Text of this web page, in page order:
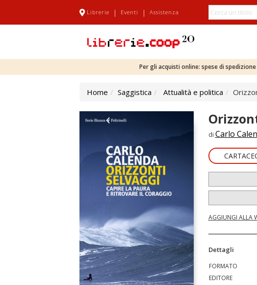
Librerie | Eventi | Assistenza
Per gli acquisti online: spese di
Home Saggistica Attualità e politica
di Carlo
AGGIUNGI ALLA
Dettagli
FORMATO
EDITORE